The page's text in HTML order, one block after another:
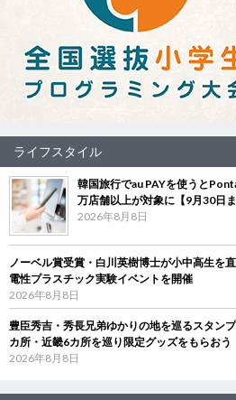
ライフスタイル
韓国旅行でau PAYを使うと
万店舗以上が対象に【9月30日ま
2026年8月8日
ノーベル賞受賞・白川英樹博士が小中高生を
電性プラスチック実験イベントを開催
2026年8月8日
豊臣秀吉・秀長兄弟ゆかりの地を巡るスタン
カ所・近畿6カ所を巡り限定グッズをもらおう
2026年8月8日